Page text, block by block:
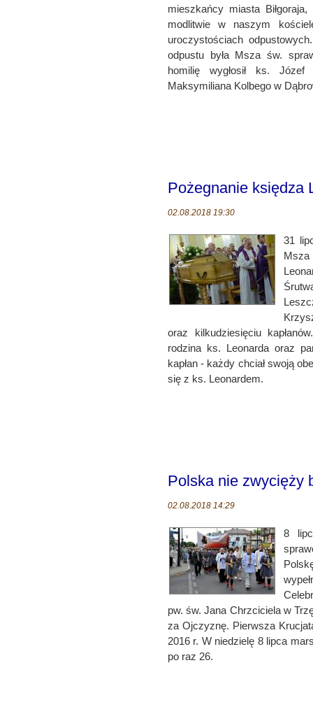
mieszkańcy miasta
modlitwie w naszym
uroczystościach
odpustu była Msza św.
homilię wygłosił ks.
Maksymiliana Kolbego w
Pożegnanie księdza
02.08.2018 19:30
31
oraz kilkudziesięciu
rodzina ks. Leonarda oraz
kapłan - każdy chciał swoją
się z ks. Leonardem.
Polska nie zwycięży
02.08.2018 14:29
8
pw. św. Jana Chrzciciela w
za Ojczyznę. Pierwsza
2016 r. W niedzielę 8 lipca
po raz 26.